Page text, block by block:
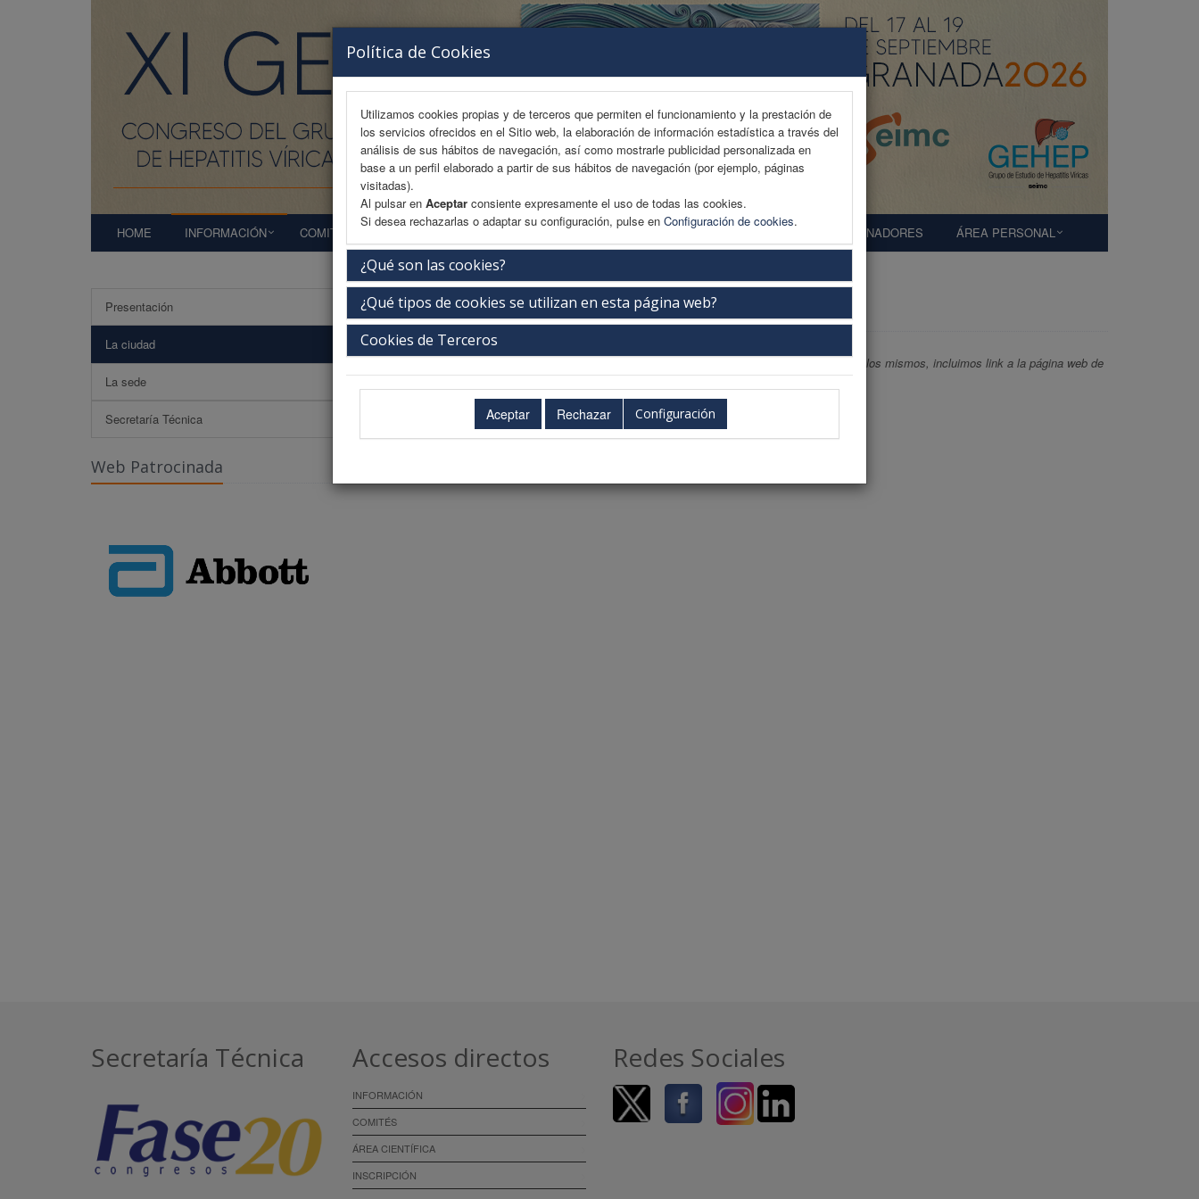
Política de Cookies
Utilizamos cookies propias y de terceros que permiten el funcionamiento y la prestación de
los servicios ofrecidos en el Sitio web, la elaboración de información estadística a través del
análisis de sus hábitos de navegación, así como mostrarle publicidad personalizada en
base a un perfil elaborado a partir de sus hábitos de navegación (por ejemplo, páginas
visitadas).
Al pulsar en Aceptar consiente expresamente el uso de todas las cookies.
Si desea rechazarlas o adaptar su configuración, pulse en Configuración de cookies.
¿Qué son las cookies?
¿Qué tipos de cookies se utilizan en esta página web?
Cookies de Terceros
Configuración
HOME INFORMACIÓN COMITÉS INSCRIPCIÓN PATROCINADORES ÁREA PERSONAL
Presentación
La ciudad
La sede
Secretaría Técnica
Web Patrocinada
La Ciudad
Este congreso está acogido al cumplimiento de los Códigos Éticos de FENIN. En cumplimiento de los mismos, incluimos link a la página web de
la oficina de turismo de la ciudad de Granada.
Secretaría Técnica Accesos directos
INFORMACIÓN
COMITÉS
ÁREA CIENTÍFICA
INSCRIPCIÓN
Redes Sociales